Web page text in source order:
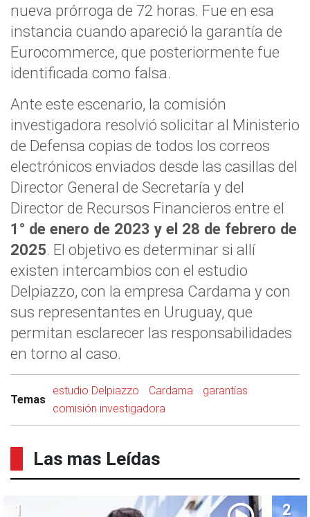
nueva prórroga de 72 horas. Fue en esa
instancia cuando apareció la garantía de
Eurocommerce, que posteriormente fue
identificada como falsa.
Ante este escenario, la comisión
investigadora resolvió solicitar al Ministerio
de Defensa copias de todos los correos
electrónicos enviados desde las casillas del
Director General de Secretaría y del
Director de Recursos Financieros entre el
1° de enero de 2023 y el 28 de febrero de
2025. El objetivo es determinar si allí
existen intercambios con el estudio
Delpiazzo, con la empresa Cardama y con
sus representantes en Uruguay, que
permitan esclarecer las responsabilidades
en torno al caso.
Temas
estudio Delpiazzo Cardama
garantías
comisión investigadora
Las mas Leídas